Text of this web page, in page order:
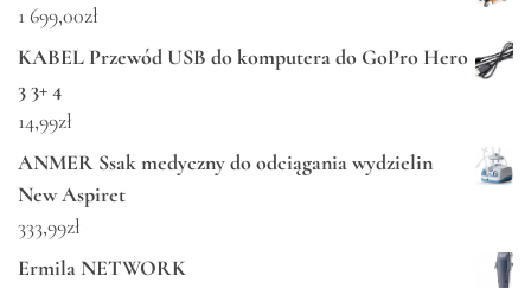
1 699,00zł
KABEL Przewód USB do komputera do GoPro Hero
3 3+ 4
14,99zł
ANMER Ssak medyczny do odciągania wydzielin
New Aspiret
333,99zł
Ermila NETWORK